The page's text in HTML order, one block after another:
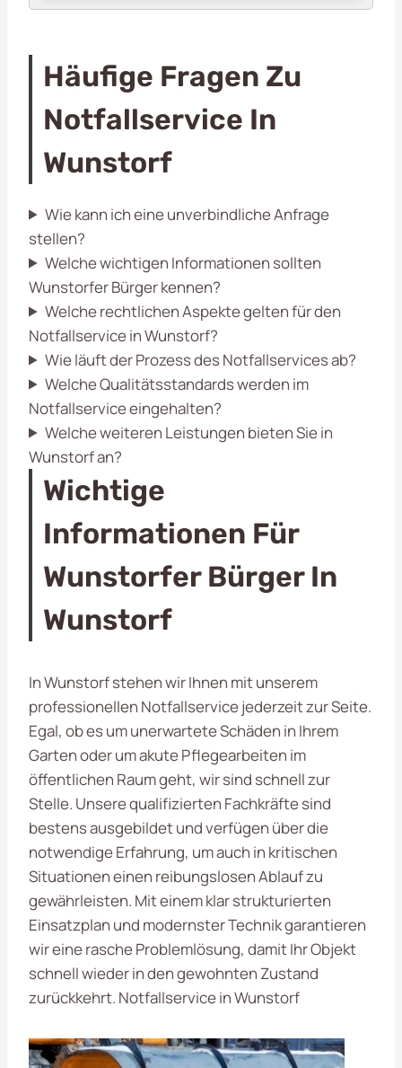
Häufige Fragen Zu
Notfallservice In
Wunstorf
Wie kann ich eine unverbindliche Anfrage
stellen?
Welche wichtigen Informationen sollten
Wunstorfer Bürger kennen?
Welche rechtlichen Aspekte gelten für den
Notfallservice in Wunstorf?
Wie läuft der Prozess des Notfallservices ab?
Welche Qualitätsstandards werden im
Notfallservice eingehalten?
Welche weiteren Leistungen bieten Sie in
Wunstorf an?
Wichtige
Informationen Für
Wunstorfer Bürger In
Wunstorf
In Wunstorf stehen wir Ihnen mit unserem
professionellen Notfallservice jederzeit zur Seite.
Egal, ob es um unerwartete Schäden in Ihrem
Garten oder um akute Pflegearbeiten im
öffentlichen Raum geht, wir sind schnell zur
Stelle. Unsere qualifizierten Fachkräfte sind
bestens ausgebildet und verfügen über die
notwendige Erfahrung, um auch in kritischen
Situationen einen reibungslosen Ablauf zu
gewährleisten. Mit einem klar strukturierten
Einsatzplan und modernster Technik garantieren
wir eine rasche Problemlösung, damit Ihr Objekt
schnell wieder in den gewohnten Zustand
zurückkehrt. Notfallservice in Wunstorf